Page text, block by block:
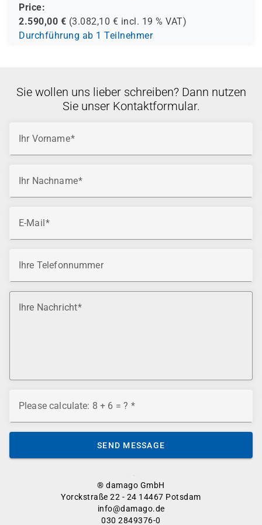
Price:
2.590,00 € (3.082,10 € incl. 19 % VAT)
Durchführung ab 1 Teilnehmer
® damago GmbH
Yorckstraße 22 - 24 14467 Potsdam
info@damago.de
030 2849376-0
Sie wollen uns lieber schreiben? Dann nutzen
Sie unser Kontaktformular.
Ihr Vorname
Ihr Nachname
E-Mail
Ihre Telefonnummer
Ihre Nachricht
Please calculate: 8 + 6 = ?
SEND MESSAGE